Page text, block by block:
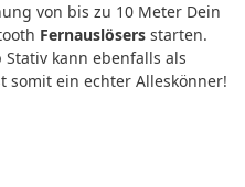
von bis zu 10 Meter Dein
Fernauslösers starten.
kann ebenfalls als
somit ein echter Alleskönner!